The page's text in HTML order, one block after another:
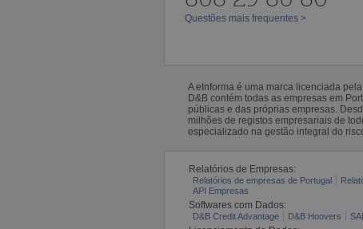
Questões mais frequentes >
A eInforma é uma marca licenciada
D&B contém todas as empresas em
públicas e das próprias empresas.
milhões de registos empresariais de
especializado na gestão integral do
Relatórios de Empresas:
Relatórios de empresas de Portugal
API Empresas
Softwares com Dados:
D&B Credit Advantage D&B Hoovers